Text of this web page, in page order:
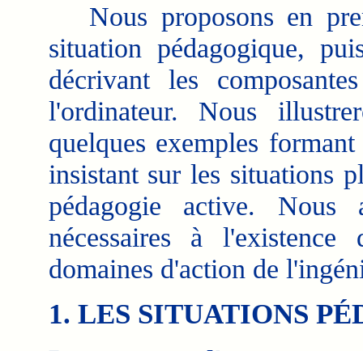
Nous proposons en
situation pédagogique,
décrivant les
l'ordinateur. Nous
quelques exemples
insistant sur les situations
pédagogie active. Nous
nécessaires à
domaines d'action de
1. LES SITUATIONS